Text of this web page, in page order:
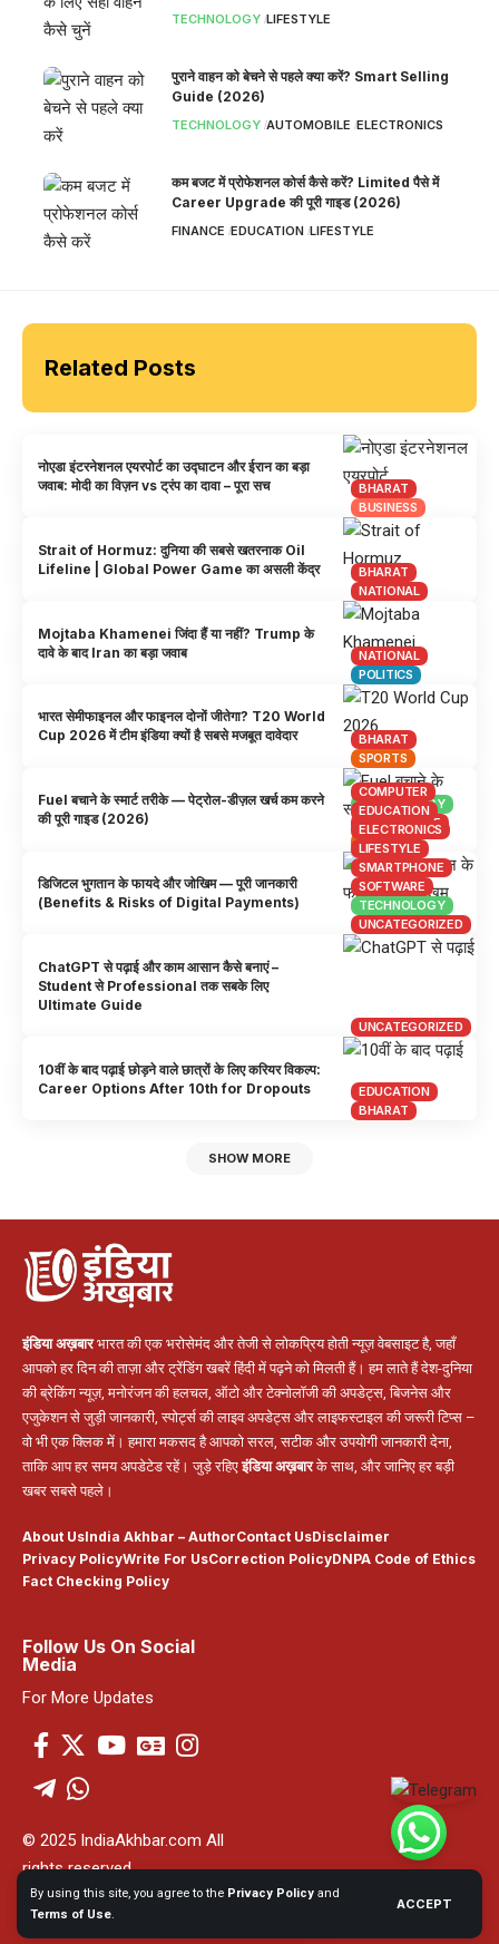
By using this site, you agree to the Privacy Policy and
Terms of Use.
ACCEPT
TECHNOLOGY LIFESTYLE
पुराने वाहन को बेचने से पहले क्या करें? Smart Selling
Guide (2026)
TECHNOLOGY AUTOMOBILE ELECTRONICS
कम बजट में प्रोफेशनल कोर्स कैसे करें? Limited पैसे में
Career Upgrade की पूरी गाइड (2026)
FINANCE EDUCATION LIFESTYLE
Related Posts
BHARAT
BUSINESS
नोएडा इंटरनेशनल एयरपोर्ट का उद्घाटन और ईरान का बड़ा
जवाब: मोदी का विज़न vs ट्रंप का दावा – पूरा सच
BHARAT
NATIONAL
Strait of Hormuz: दुनिया की सबसे खतरनाक Oil
Lifeline | Global Power Game का असली केंद्र
NATIONAL
POLITICS
Mojtaba Khamenei जिंदा हैं या नहीं? Trump के
दावे के बाद Iran का बड़ा जवाब
BHARAT
SPORTS
भारत सेमीफाइनल और फाइनल दोनों जीतेगा? T20 World
Cup 2026 में टीम इंडिया क्यों है सबसे मजबूत दावेदार
TECHNOLOGY
AUTOMOBILE
SPORTS
Fuel बचाने के स्मार्ट तरीके — पेट्रोल-डीज़ल खर्च कम करने
की पूरी गाइड (2026)
COMPUTER
EDUCATION
ELECTRONICS
LIFESTYLE
SMARTPHONE
SOFTWARE
TECHNOLOGY
UNCATEGORIZED
डिजिटल भुगतान के फायदे और जोखिम — पूरी जानकारी
(Benefits & Risks of Digital Payments)
UNCATEGORIZED
ChatGPT से पढ़ाई और काम आसान कैसे बनाएं –
Student से Professional तक सबके लिए
Ultimate Guide
EDUCATION
BHARAT
10वीं के बाद पढ़ाई छोड़ने वाले छात्रों के लिए करियर विकल्प:
Career Options After 10th for Dropouts
SHOW MORE
इंडिया अख़बारभारत की एक भरोसेमंद और तेजी से लोकप्रिय होती न्यूज़ वेबसाइट है, जहाँ
आपको हर दिन की ताज़ा और ट्रेंडिंग खबरें हिंदी में पढ़ने को मिलती हैं। हम लाते हैं देश-दुनिया
की ब्रेकिंग न्यूज़, मनोरंजन की हलचल, ऑटो और टेक्नोलॉजी की अपडेट्स, बिजनेस और
एजुकेशन से जुड़ी जानकारी, स्पोर्ट्स की लाइव अपडेट्स और लाइफस्टाइल की जरूरी टिप्स –
वो भी एक क्लिक में। हमारा मकसद है आपको सरल, सटीक और उपयोगी जानकारी देना,
ताकि आप हर समय अपडेटेड रहें। जुड़े रहिएइंडिया अख़बारके साथ, और जानिए हर बड़ी
खबर सबसे पहले।
About UsIndia Akhbar – AuthorContact UsDisclaimer
Privacy PolicyWrite For UsCorrection PolicyDNPA Code of Ethics
Fact Checking Policy
Follow Us On Social
Media
For More Updates
© 2025 IndiaAkhbar.com All
rights reserved
Powered By India Akhbar